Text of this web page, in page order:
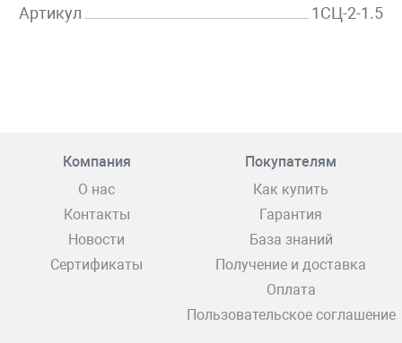
Артикул
1СЦ-2-1.5
Компания
О нас
Контакты
Новости
Сертификаты
Покупателям
Как купить
Гарантия
База знаний
Получение и доставка
Оплата
Пользовательское соглашение